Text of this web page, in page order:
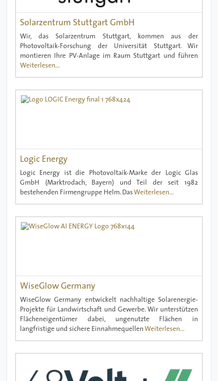
Solarzentrum Stuttgart GmbH
Wir, das Solarzentrum Stuttgart, kommen aus der
Photovoltaik-Forschung der Universität Stuttgart. Wir
montieren Ihre PV-Anlage im Raum Stuttgart und führen
Weiterlesen...
Logic Energy
Logic Energy ist die Photovoltaik-Marke der Logic Glas
GmbH (Marktrodach, Bayern) und Teil der seit 1982
bestehenden Firmengruppe Helm. DasWeiterlesen...
WiseGlow Germany
WiseGlow Germany entwickelt nachhaltige Solarenergie-
Projekte für Landwirtschaft und Gewerbe. Wir unterstützen
Flächeneigentümer dabei, ungenutzte Flächen in
langfristige und sichere Einnahmequellen Weiterlesen...